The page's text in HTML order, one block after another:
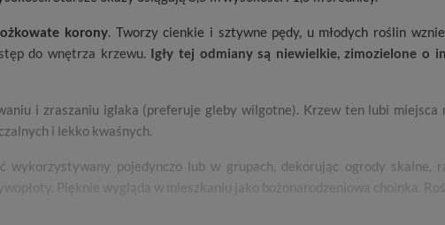
korony. Tworzy cienkie i sztywne pędy, u młodych roślin
do wnętrza krzewu. Igły tej odmiany są niewielkie, zimozielone o
i zraszaniu iglaka (preferuje gleby wilgotne). Krzew ten lubi miejsca
i lekko kwaśnych.
wykorzystywany pojedynczo lub w grupach, dekorując ogrody skalne,
Pięknie wygląda w mieszkaniu jako bożonarodzeniowa choinka.